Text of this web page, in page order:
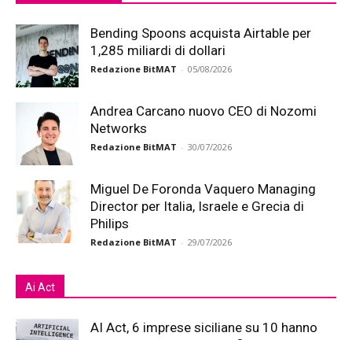
Bending Spoons acquista Airtable per
1,285 miliardi di dollari
Redazione BitMAT - 05/08/2026
Andrea Carcano nuovo CEO di Nozomi
Networks
Redazione BitMAT - 30/07/2026
Miguel De Foronda Vaquero Managing
Director per Italia, Israele e Grecia di
Philips
Redazione BitMAT - 29/07/2026
Ai Act
AI Act, 6 imprese siciliane su 10 hanno